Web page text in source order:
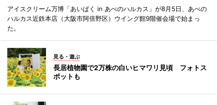
アイスクリーム万博「あいぱく in あべのハルカス」が8月5日、あべの
ハルカス近鉄本店（大阪市阿倍野区）ウイング館9階催会場で始まっ
た。
見る・遊ぶ
長居植物園で2万株の白いヒマワリ見頃 フォトス
ポットも